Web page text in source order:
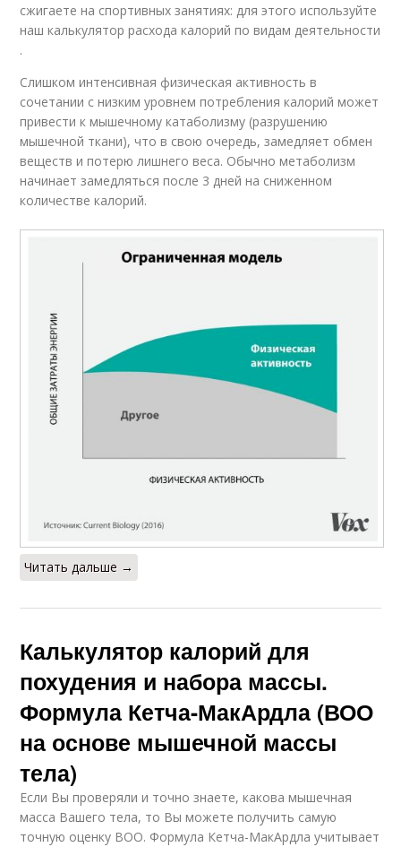
сжигаете на спортивных занятиях: для этого используйте
наш калькулятор расхода калорий по видам деятельности
.
Слишком интенсивная физическая активность в
сочетании с низким уровнем потребления калорий может
привести к мышечному катаболизму (разрушению
мышечной ткани), что в свою очередь, замедляет обмен
веществ и потерю лишнего веса. Обычно метаболизм
начинает замедляться после 3 дней на сниженном
количестве калорий.
Читать дальше →
Калькулятор калорий для
похудения и набора массы.
Формула Кетча-МакАрдла (ВОО
на основе мышечной массы
тела)
Если Вы проверяли и точно знаете, какова мышечная
масса Вашего тела, то Вы можете получить самую
точную оценку ВОО. Формула Кетча-МакАрдла учитывает